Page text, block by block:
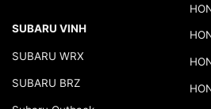
SUBARU VINH
SUBARU WRX
SUBARU BRZ